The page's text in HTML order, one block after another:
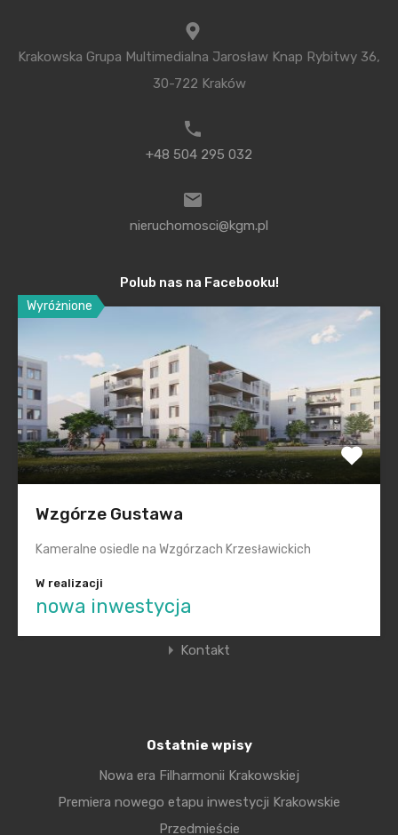
stylu i motywów Nowego Jorku przygotowała
renomowana pracownia MJ Animo z Krakowa.
Wyróżnione
Wzgórze Gustawa
Kameralne osiedle na Wzgórzach Krzesławickich
W realizacji
nowa inwestycja
Krakowska Grupa Multimedialna Jarosław Knap Rybitwy 36,
30-722 Kraków
+48 504 295 032
nieruchomosci@kgm.pl
Polub nas na Facebooku!
Menu
Mapa Inwestycji
Design
Moje oferty
Kontakt
Ostatnie wpisy
Nowa era Filharmonii Krakowskiej
Premiera nowego etapu inwestycji Krakowskie
Przedmieście